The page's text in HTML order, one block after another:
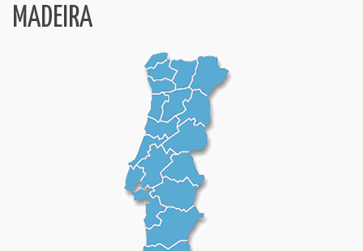
MADEIRA